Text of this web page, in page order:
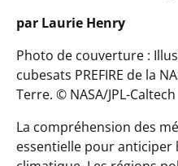
par Laurie Henry
Photo de couverture :
cubesats PREFIRE de la
Terre. © NASA/JPL-Caltech
La compréhension des
essentielle pour anticiper